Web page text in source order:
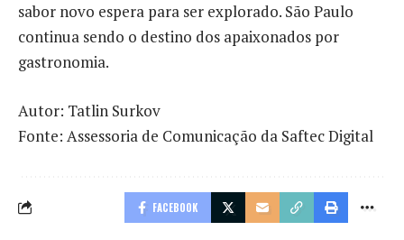
sabor novo espera para ser explorado. São Paulo
continua sendo o destino dos apaixonados por
gastronomia.
Autor: Tatlin Surkov
Fonte: Assessoria de Comunicação da Saftec Digital
FACEBOOK